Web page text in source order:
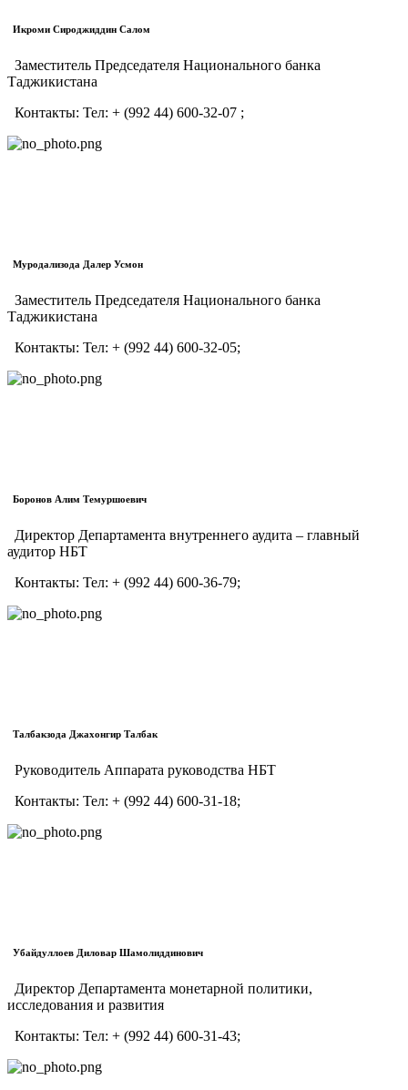
Икроми Сироджиддин Салом
Заместитель Председателя Национального банка
Таджикистана
Контакты: Тел: + (992 44) 600-32-07 ;
Муродализода Далер Усмон
Заместитель Председателя Национального банка
Таджикистана
Контакты: Тел: + (992 44) 600-32-05;
Боронов Алим Темуршоевич
Директор Департамента внутреннего аудита – главный
аудитор НБТ
Контакты: Тел: + (992 44) 600-36-79;
Талбакзода Джахонгир Талбак
Руководитель Аппарата руководства НБТ
Контакты: Тел: + (992 44) 600-31-18;
Убайдуллоев Диловар Шамолиддинович
Директор Департамента монетарной политики,
исследования и развития
Контакты: Тел: + (992 44) 600-31-43;